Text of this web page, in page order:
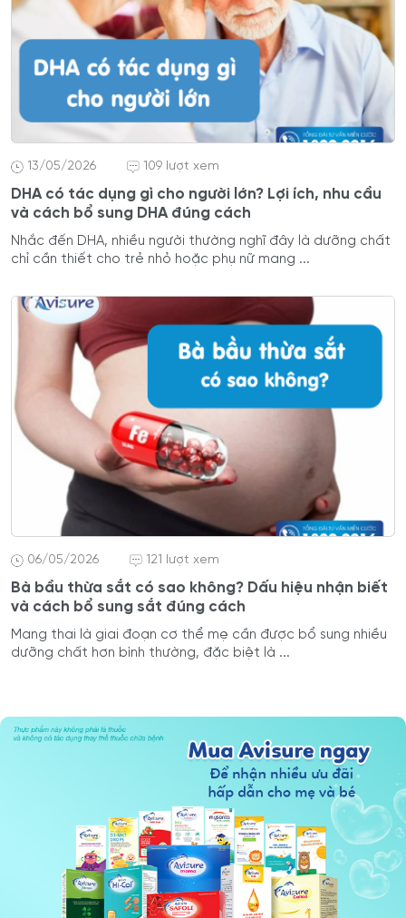
13/05/2026 109 lượt xem
DHA có tác dụng gì cho người lớn? Lợi ích, nhu cầu
và cách bổ sung DHA đúng cách
Nhắc đến DHA, nhiều người thường nghĩ đây là dưỡng chất
chỉ cần thiết cho trẻ nhỏ hoặc phụ nữ mang ...
06/05/2026 121 lượt xem
Bà bầu thừa sắt có sao không? Dấu hiệu nhận biết
và cách bổ sung sắt đúng cách
Mang thai là giai đoạn cơ thể mẹ cần được bổ sung nhiều
dưỡng chất hơn bình thường, đặc biệt là ...